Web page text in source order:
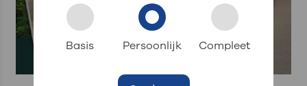
Basis Persoonlijk Compleet